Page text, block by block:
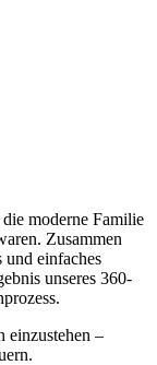
moderne Familie
Zusammen
und einfaches
unseres 360-
einzustehen –